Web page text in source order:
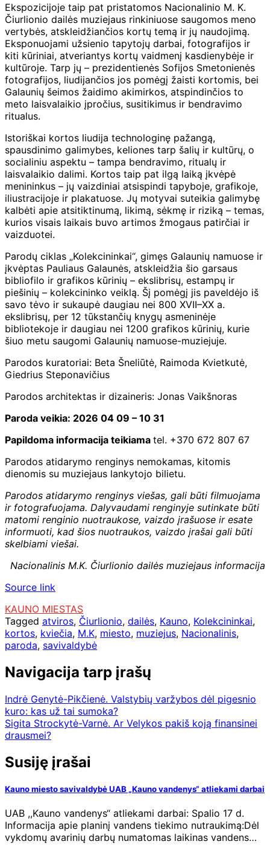
Ekspozicijoje taip pat pristatomos Nacionalinio M. K.
Čiurlionio dailės muziejaus rinkiniuose saugomos meno
vertybės, atskleidžiančios kortų temą ir jų naudojimą.
Eksponuojami užsienio tapytojų darbai, fotografijos ir
kiti kūriniai, atveriantys kortų vaidmenį kasdienybėje ir
kultūroje. Tarp jų – prezidentienės Sofijos Smetonienės
fotografijos, liudijančios jos pomėgį žaisti kortomis, bei
Galaunių šeimos žaidimo akimirkos, atspindinčios to
meto laisvalaikio įpročius, susitikimus ir bendravimo
ritualus.
Istoriškai kortos liudija technologinę pažangą,
spausdinimo galimybes, keliones tarp šalių ir kultūrų, o
socialiniu aspektu – tampa bendravimo, ritualų ir
laisvalaikio dalimi. Kortos taip pat ilgą laiką įkvėpė
menininkus – jų vaizdiniai atsispindi tapyboje, grafikoje,
iliustracijoje ir plakatuose. Jų motyvai suteikia galimybę
kalbėti apie atsitiktinumą, likimą, sėkmę ir riziką – temas,
kurios visais laikais buvo artimos žmogaus patirčiai ir
vaizduotei.
Parodų ciklas „Kolekcininkai“, gimęs Galaunių namuose ir
įkvėptas Pauliaus Galaunės, atskleidžia šio garsaus
bibliofilo ir grafikos kūrinių – ekslibrisų, estampų ir
piešinių – kolekcininko veiklą. Šį pomėgį jis paveldėjo iš
savo tėvo ir sukaupė daugiau nei 800 XVII–XX a.
ekslibrisų, per 12 tūkstančių knygų asmeninėje
bibliotekoje ir daugiau nei 1200 grafikos kūrinių, kurie
šiuo metu saugomi Galaunių namuose-muziejuje.
Parodos kuratoriai: Beta Šneliūtė, Raimoda Kvietkutė,
Giedrius Steponavičius
Parodos architektas ir dizaineris: Jonas Vaikšnoras
Paroda veikia: 2026 04 09 – 10 31
Papildoma informacija teikiama tel. +370 672 807 67
Parodos atidarymo renginys nemokamas, kitomis
dienomis su muziejaus lankytojo bilietu.
Parodos atidarymo renginys viešas, gali būti filmuojama
ir fotografuojama. Dalyvaudami renginyje sutinkate būti
matomi renginio nuotraukose, vaizdo įrašuose ir esate
informuoti, kad šios nuotraukos, vaizdo įrašai gali būti
skelbiami viešai.
Nacionalinis M.K. Čiurlionio dailės muziejaus informacija
Source link
KAUNO MIESTAS
Tagged atviros, Čiurlionio, dailės, Kauno, Kolekcininkai,
kortos, kviečia, M.K, miesto, muziejus, Nacionalinis,
paroda, savivaldybė
Navigacija tarp įrašų
Indrė Genytė-Pikčienė. Valstybių varžybos dėl pigesnio
kuro: kas už tai sumoka?
Sigita Strockytė-Varnė. Ar Velykos pakiš koją finansinei
drausmei?
Susiję įrašai
Kauno miesto savivaldybė UAB „Kauno vandenys“ atliekami darbai
UAB ,,Kauno vandenys“ atliekami darbai: Spalio 17 d.
Informacija apie planinį vandens tiekimo nutraukimą:Dėl
vykdomų avarinių darbų numatomas laikinas vandens…